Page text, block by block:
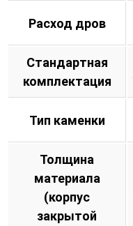
Расход дров
Стандартная
комплектация
Тип каменки
Толщина
материала
(корпус
закрытой